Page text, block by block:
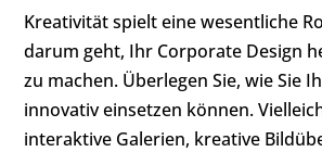
Kreativität spielt eine wesentliche
darum geht, Ihr Corporate Design
zu machen. Überlegen Sie, wie Sie
innovativ einsetzen können.
interaktive Galerien, kreative